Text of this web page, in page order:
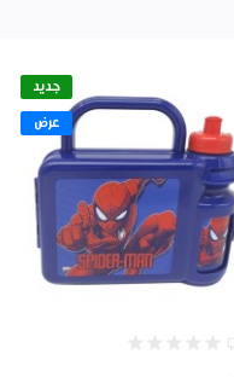
جديد
عرض